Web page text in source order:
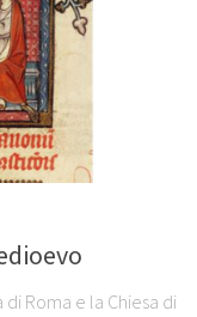
Roma e la Chiesa di